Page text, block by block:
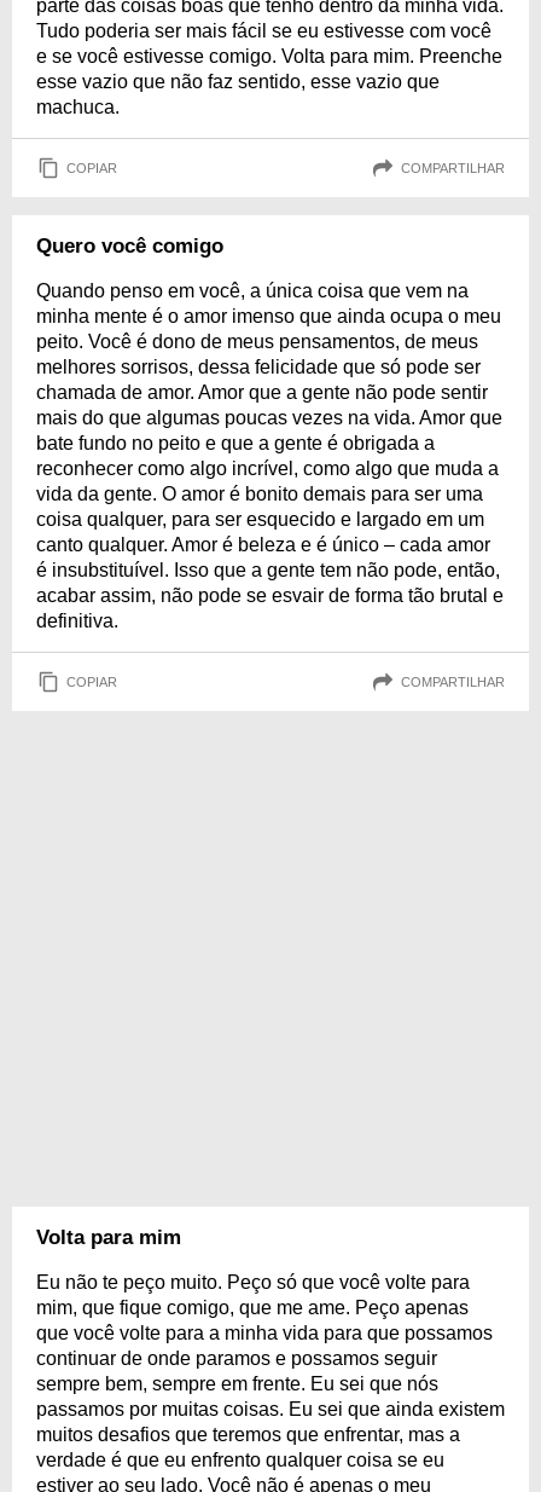
parte das coisas boas que tenho dentro da minha vida.
Tudo poderia ser mais fácil se eu estivesse com você
e se você estivesse comigo. Volta para mim. Preenche
esse vazio que não faz sentido, esse vazio que
machuca.
COPIAR COMPARTILHAR
Quero você comigo
Quando penso em você, a única coisa que vem na
minha mente é o amor imenso que ainda ocupa o meu
peito. Você é dono de meus pensamentos, de meus
melhores sorrisos, dessa felicidade que só pode ser
chamada de amor. Amor que a gente não pode sentir
mais do que algumas poucas vezes na vida. Amor que
bate fundo no peito e que a gente é obrigada a
reconhecer como algo incrível, como algo que muda a
vida da gente. O amor é bonito demais para ser uma
coisa qualquer, para ser esquecido e largado em um
canto qualquer. Amor é beleza e é único – cada amor
é insubstituível. Isso que a gente tem não pode, então,
acabar assim, não pode se esvair de forma tão brutal e
definitiva.
COPIAR COMPARTILHAR
Volta para mim
Eu não te peço muito. Peço só que você volte para
mim, que fique comigo, que me ame. Peço apenas
que você volte para a minha vida para que possamos
continuar de onde paramos e possamos seguir
sempre bem, sempre em frente. Eu sei que nós
passamos por muitas coisas. Eu sei que ainda existem
muitos desafios que teremos que enfrentar, mas a
verdade é que eu enfrento qualquer coisa se eu
estiver ao seu lado. Você não é apenas o meu